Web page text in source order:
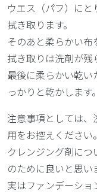
ウエス（パフ）にと
拭き取ります。
そのあと柔らかい
拭き取りは洗剤が残
最後に柔らかい乾
っかりと乾かします。
注意事項としては
用をお控えください。
クレンジング剤に
のために良いと思い
実はファンデーシ